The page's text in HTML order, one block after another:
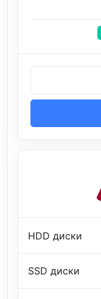
HDD диски
SSD диски